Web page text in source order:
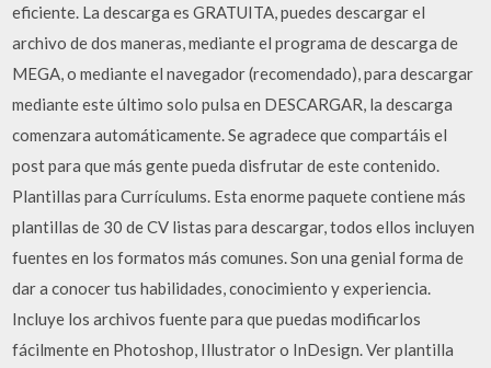
eficiente. La descarga es GRATUITA, puedes descargar el
archivo de dos maneras, mediante el programa de descarga de
MEGA, o mediante el navegador (recomendado), para descargar
mediante este último solo pulsa en DESCARGAR, la descarga
comenzara automáticamente. Se agradece que compartáis el
post para que más gente pueda disfrutar de este contenido.
Plantillas para Currículums. Esta enorme paquete contiene más
plantillas de 30 de CV listas para descargar, todos ellos incluyen
fuentes en los formatos más comunes. Son una genial forma de
dar a conocer tus habilidades, conocimiento y experiencia.
Incluye los archivos fuente para que puedas modificarlos
fácilmente en Photoshop, Illustrator o InDesign. Ver plantilla